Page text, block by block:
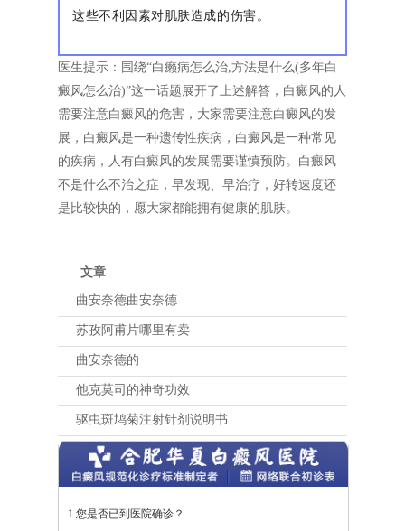
这些不利因素对肌肤造成的伤害。
医生提示：围绕“白癞病怎么治,方法是什么(多年白
癜风怎么治)”这一话题展开了上述解答，白癜风的人
需要注意白癜风的危害，大家需要注意白癜风的发
展，白癜风是一种遗传性疾病，白癜风是一种常见
的疾病，人有白癜风的发展需要谨慎预防。白癜风
不是什么不治之症，早发现、早治疗，好转速度还
是比较快的，愿大家都能拥有健康的肌肤。
文章
曲安奈德曲安奈德
苏孜阿甫片哪里有卖
曲安奈德的
他克莫司的神奇功效
驱虫斑鸠菊注射针剂说明书
1.您是否已到医院确诊？